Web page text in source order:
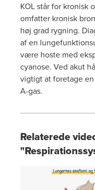
KOL står for kronisk
omfatter kronisk
høj grad rygning.
af en
være hoste med
cyanose. Ved akut
vigtigt at foretage
A-gas.
Relaterede